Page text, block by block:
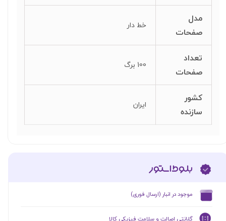
مدل
صفحات
خط دار
تعداد
صفحات
100 برگ
کشور
سازنده
ایران
گارانتی اصالت و سلامت فیزیکی کالا
​موجود در انبار (ارسال فوری)